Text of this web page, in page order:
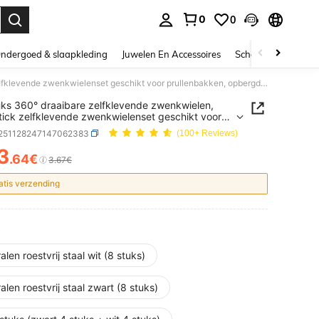
0 0
& slaapkleding Juwelen En Accessoires Schoonheid &
1/4 stuks 360° draaibare zelfklevende zwenkwielen, ultra-stick zelfklevende zwenkwielenset geschikt voor prullenbakken, opbergdozen, meubels, kleine apparaten - ABS-materiaal met stalen kogels
360° draaibare zelfklevende zwenkwielen,
zelfklevende zwenkwielenset geschikt voor
opbergdozen, meubels, kleine apparaten
met stalen kogels
(100+ Reviews)
AND AVAILABILITY
.64€ 3.67€
verzending
roestvrij staal wit (8 stuks)
roestvrij staal zwart (8 stuks)